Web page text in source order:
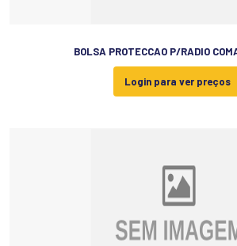
BOLSA PROTECCAO P/RADIO
Login para ver preços